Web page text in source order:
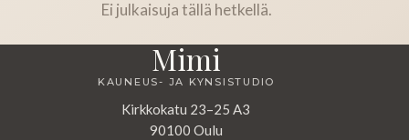
Ei julkaisuja tällä hetkellä.
Mimi
KAUNEUS- JA KYNSISTUDIO
Kirkkokatu 23–25 A3
90100 Oulu